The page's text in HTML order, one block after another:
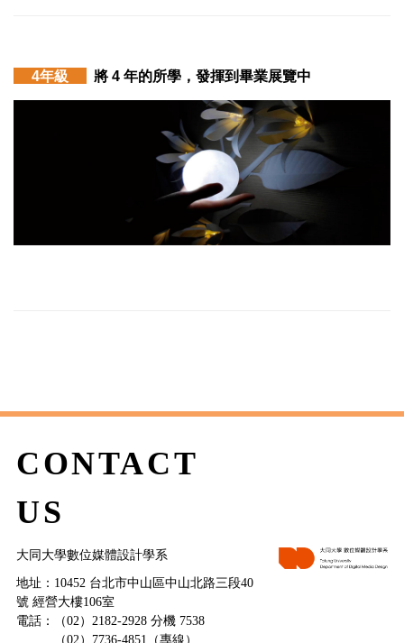
4年級 將 4 年的所學，發揮到畢業展覽中
CONTACT
US
大同大學數位媒體設計學系
地址：10452 台北市中山區中山北路三段40
號 經營大樓106室
電話：（02）2182-2928 分機 7538
（02）7736-4851（專線）